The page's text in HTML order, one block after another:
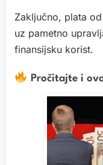
Zaključno, plata
uz pametno
finansijsku korist.
Pročitajte i